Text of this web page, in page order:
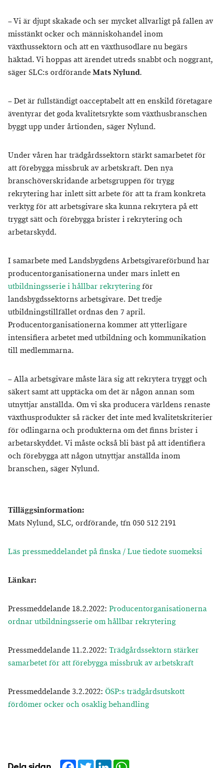
– Vi är djupt skakade och ser mycket allvarligt på fallen av
misstänkt ocker och människohandel inom
växthussektorn och att en växthusodlare nu begärs
häktad. Vi hoppas att ärendet utreds snabbt och noggrant,
säger SLC:s ordförandeMats Nylund.
– Det är fullständigt oacceptabelt att en enskild företagare
äventyrar det goda kvalitetsrykte som växthusbranschen
byggt upp under årtionden, säger Nylund.
Under våren har trädgårdssektorn stärkt samarbetet för
att förebygga missbruk av arbetskraft. Den nya
branschöverskridande arbetsgruppen för trygg
rekrytering har inlett sitt arbete för att ta fram konkreta
verktyg för att arbetsgivare ska kunna rekrytera på ett
tryggt sätt och förebygga brister i rekrytering och
arbetarskydd.
I samarbete med Landsbygdens Arbetsgivareförbund har
producentorganisationerna under mars inlett en
utbildningsserie i hållbar rekryteringför
landsbygdssektorns arbetsgivare. Det tredje
utbildningstillfället ordnas den 7 april.
Producentorganisationerna kommer att ytterligare
intensifiera arbetet med utbildning och kommunikation
till medlemmarna.
– Alla arbetsgivare måste lära sig att rekrytera tryggt och
säkert samt att upptäcka om det är någon annan som
utnyttjar anställda. Om vi ska producera världens renaste
växthusprodukter så räcker det inte med kvalitetskriterier
för odlingarna och produkterna om det finns brister i
arbetarskyddet. Vi måste också bli bäst på att identifiera
och förebygga att någon utnyttjar anställda inom
branschen, säger Nylund.
Tilläggsinformation:
Mats Nylund, SLC, ordförande, tfn 050 512 2191
Läs pressmeddelandet på finska / Lue tiedote suomeksi
Länkar:
Pressmeddelande 18.2.2022: Producentorganisationerna
ordnar utbildningsserie om hållbar rekrytering
Pressmeddelande 11.2.2022: Trädgårdssektorn stärker
samarbetet för att förebygga missbruk av arbetskraft
Pressmeddelande 3.2.2022: ÖSP:s trädgårdsutskott
fördömer ocker och osaklig behandling
Facebook
TwitterLinkedIn